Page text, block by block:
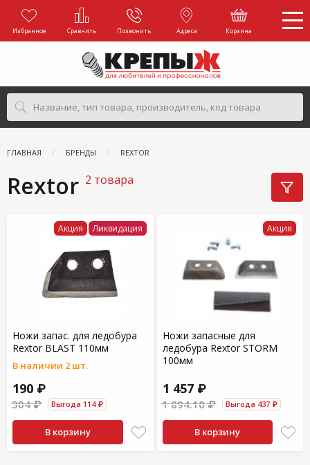
Избранное Сравнить Позвонить Адреса Корзина
ГЛАВНАЯ БРЕНДЫ REXTOR
Rextor 2 товара
Акция Ликвидация
Ножи запас. для ледобура
Rextor BLAST 110мм
В наличии 2 шт.
190 ₽
304 ₽ Выгода 114 ₽
В корзину
Акция
Ножи запасные для
ледобура Rextor STORM
100мм
1 457 ₽
1 894.10 ₽ Выгода 437 ₽
В корзину